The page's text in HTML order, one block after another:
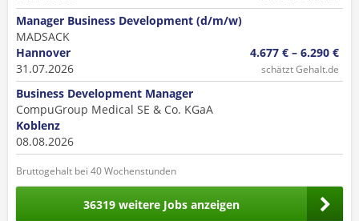
Manager Business Development (d/m/w)
MADSACK
Hannover
31.07.2026
4.677 € – 6.290 €
schätzt Gehalt.de
Business Development Manager
CompuGroup Medical SE & Co. KGaA
Koblenz
08.08.2026
Bruttogehalt bei 40 Wochenstunden
36319 weitere Jobs anzeigen